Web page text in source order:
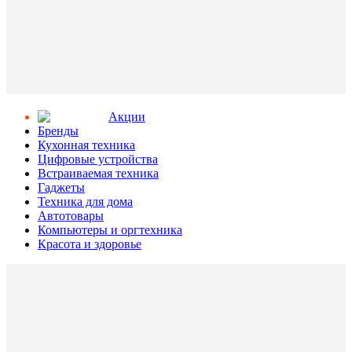
Aкции
Бренды
Кухонная техника
Цифровые устройства
Встраиваемая техника
Гаджеты
Техника для дома
Автотовары
Компьютеры и оргтехника
Красота и здоровье